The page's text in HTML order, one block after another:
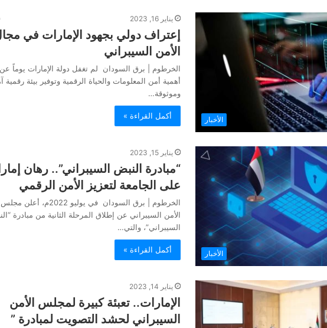
الأخبار
يناير 16, 2023
إعتراف دولي بجهود الإمارات في
الأمن السيبراني
الخرطوم | برق السودان لم تغفل دولة الإمارات يوماً عن
أهمية أمن المعلومات والحياة الرقمية وتوفير بيئة رقمية
وموثوقة…
أكمل القراءة »
الأخبار
يناير 15, 2023
“مبادرة النبض السيبراني”.. رهان
على الجامعة لتعزيز الأمن الرقمي
الخرطوم | برق السودان في يوليو 2022م، أعلن مجلس
الأمن السيبراني عن إطلاق المرحلة الثانية من مبادرة
السيبراني”، والتي…
أكمل القراءة »
يناير 14, 2023
الإمارات.. تعبئة كبيرة لمجلس الأمن
السيبراني لحشد التصويت لمبادرة ”